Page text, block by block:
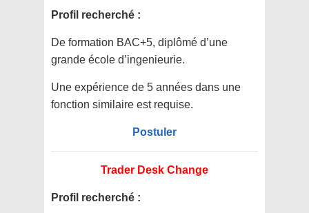
Profil recherché :
De formation BAC+5, diplômé d’une
grande école d’ingenieurie.
Une expérience de 5 années dans une
fonction similaire est requise.
Postuler
Trader Desk Change
Profil recherché :